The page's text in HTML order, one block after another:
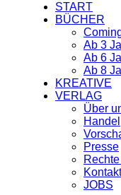
START
BÜCHER
Ab 3
Ab 6
Ab 8
KREATIVE
VERLAG
Über
Handel
Presse
Kontakt
JOBS